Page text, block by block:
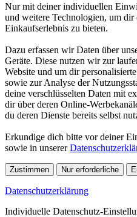
Nur mit deiner individuellen
und weitere Technologien, um dir
Einkaufserlebnis zu bieten.
Dazu erfassen wir Daten über
Geräte. Diese nutzen wir zur
Website und um dir
sowie zur Analyse der
deine verschlüsselten Daten mit
dir über deren Online-
du deren Dienste bereits selbst
Erkundige dich bitte vor deiner
sowie in unserer
Zustimmen Nur erforderliche
Datenschutzerklärung
Individuelle Datenschutz-